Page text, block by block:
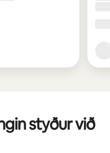
styður við